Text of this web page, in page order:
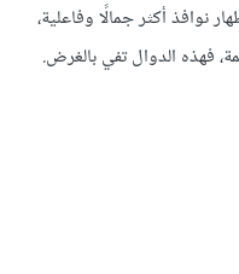
نوافذ أكثر جمالًا وفاعلية،
فهذه الدوال تفي بالغرض.